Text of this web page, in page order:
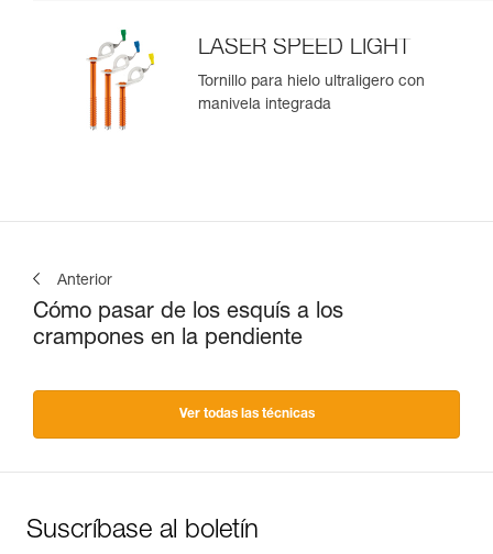
LASER SPEED LIGHT
Tornillo para hielo ultraligero con
manivela integrada
Anterior
Cómo pasar de los esquís a los
crampones en la pendiente
Ver todas las técnicas
Suscríbase al boletín